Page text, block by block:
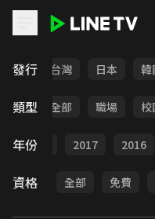
發行
全部 台灣 日本 韓
類型 全部 職場 校
年份
2018 2017 2016
資格 全部 免費